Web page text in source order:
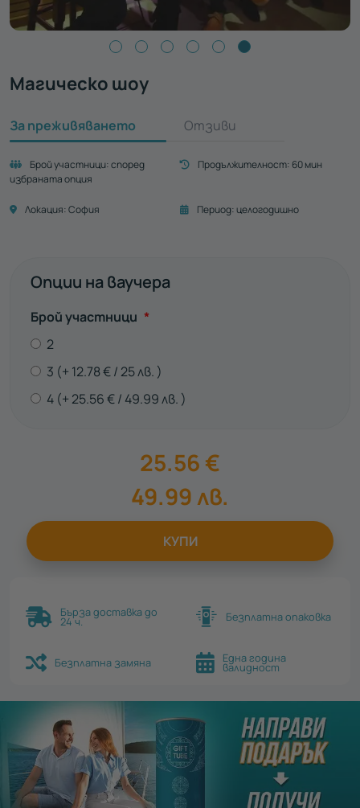
Магическо шоу
За преживяването Отзиви
Брой участници:според
избраната опция
Продължителност: 60 мин
Локация:София Период:целогодишно
Опции на ваучера
Брой участници Задължително
*
2
3
12.78€ 25лв.
4
25.56€ 49.99лв.
25.56 €
49.99лв.
КУПИ
Бърза доставка до
24 ч. Безплатна опаковка
Безплатна замяна Една година
валидност